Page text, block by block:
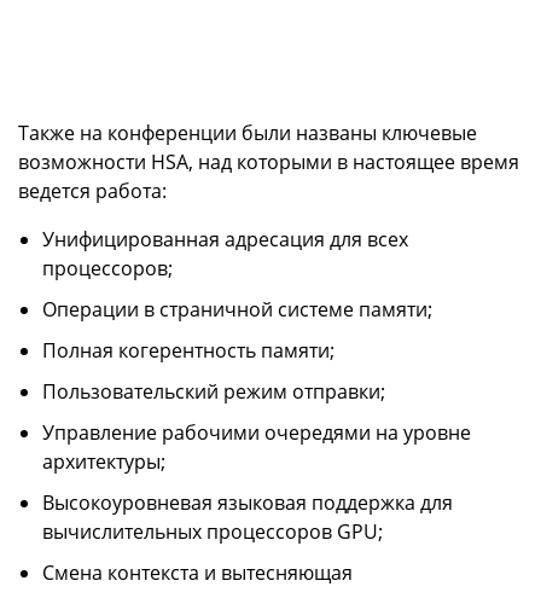
Также на конференции были названы ключевые
возможности HSA, над которыми в настоящее время
ведется работа:
Унифицированная адресация для всех
процессоров;
Операции в страничной системе памяти;
Полная когерентность памяти;
Пользовательский режим отправки;
Управление рабочими очередями на уровне
архитектуры;
Высокоуровневая языковая поддержка для
вычислительных процессоров GPU;
Смена контекста и вытесняющая